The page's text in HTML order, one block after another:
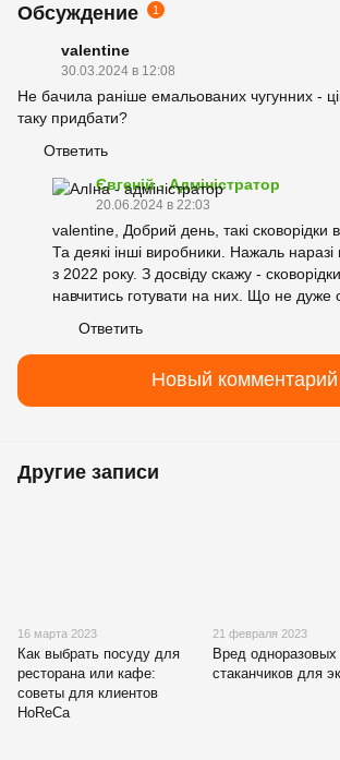
Обсуждение 1
valentine
30.03.2024 в 12:08
Не бачила раніше емальованих чугунних -
таку придбати?
Ответить
Євгеній - Адміністратор
20.06.2024 в 22:03
valentine, Добрий день, такі сковорідки
Та деякі інші виробники. Нажаль
з 2022 року. З досвіду скажу -
навчитись готувати на них. Що не дуже
Ответить
Новый комментарий
Другие записи
16 марта 2023
Как выбрать посуду для
ресторана или кафе:
советы для клиентов
HoReCa
21 февраля 2023
Вред одноразовых
стаканчиков для